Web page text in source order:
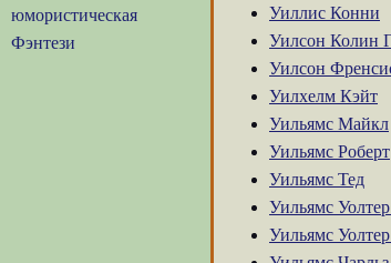
юмористическая
Фэнтези
Уиллис Конни
Уилсон Колин
Уилсон
Уилхелм Кэйт
Уильямс Майкл
Уильямс Роберт
Уильямс Тед
Уильямс
Уильямс